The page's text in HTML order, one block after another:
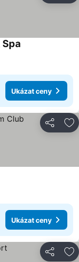
Ukázat ceny
Sdílet
Ukázat ceny
Sdílet